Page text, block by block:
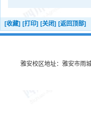
[收藏] [打印] [关闭] [返回顶部]
雅安校区地址：雅安市雨